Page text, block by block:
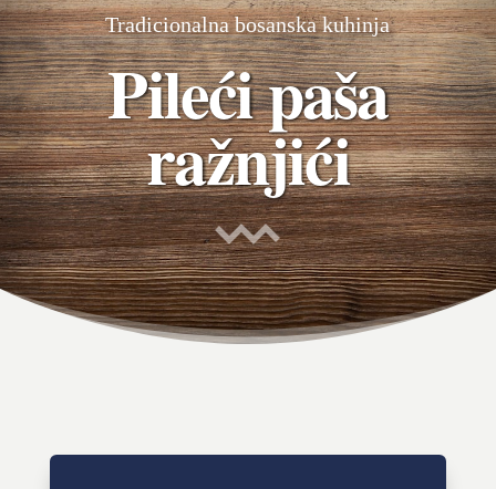
Tradicionalna bosanska kuhinja
Pileći paša
ražnjići